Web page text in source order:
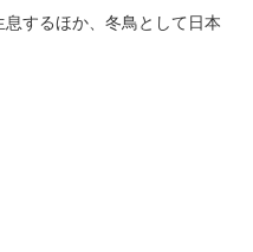
するほか、冬鳥として日本